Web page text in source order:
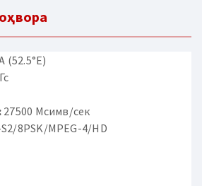
(52.5°E)
27500 Мсимв/сек
8PSK/MPEG-4/HD